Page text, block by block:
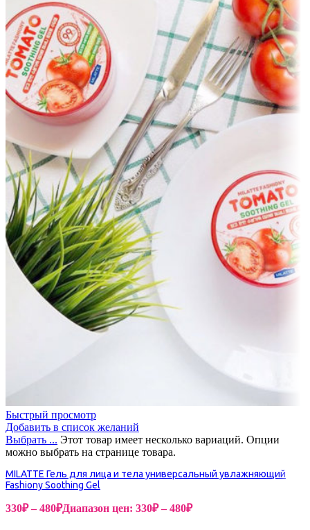
Быстрый просмотр
Добавить в список желаний
Выбрать ... Этот товар имеет несколько вариаций. Опции
можно выбрать на странице товара.
MILATTE Гель для лица и тела универсальный увлажняющий
Fashiony Soothing Gel
330₽ – 480₽Диапазон цен: 330₽ – 480₽